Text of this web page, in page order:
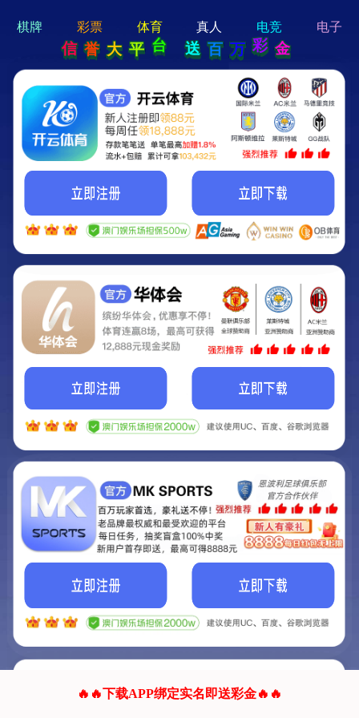
hi 💗
Hey Guys!
我们即将上线啦...
我们的网站正在建设.
它将是非常棒的网站.
联系我们!